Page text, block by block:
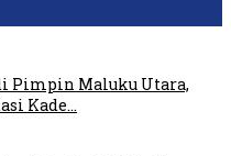
Pimpin Maluku Utara,
Kade…